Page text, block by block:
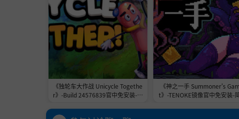
《独轮车大作战 Unicycle Togethe
r》-Build 24576839官中免安装-简
《神之一手 Summoner's
t》-TENOKE镜像官中免安装-